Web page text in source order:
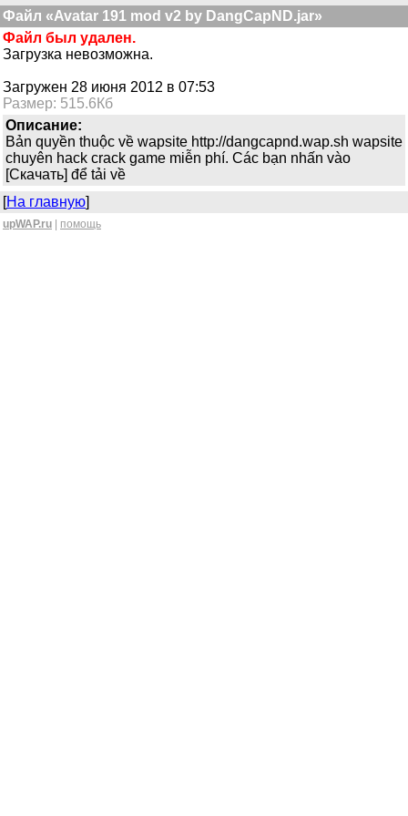
Файл «Avatar 191 mod v2 by DangCapND.jar»
Файл был удален.
Загрузка невозможна.
Загружен 28 июня 2012 в 07:53
Размер: 515.6Кб
Описание:
Bản quyền thuộc về wapsite http://dangcapnd.wap.sh wapsite
chuyên hack crack game miễn phí. Các bạn nhấn vào
[Скачать] để tải về
[На главную]
upWAP.ru помощь